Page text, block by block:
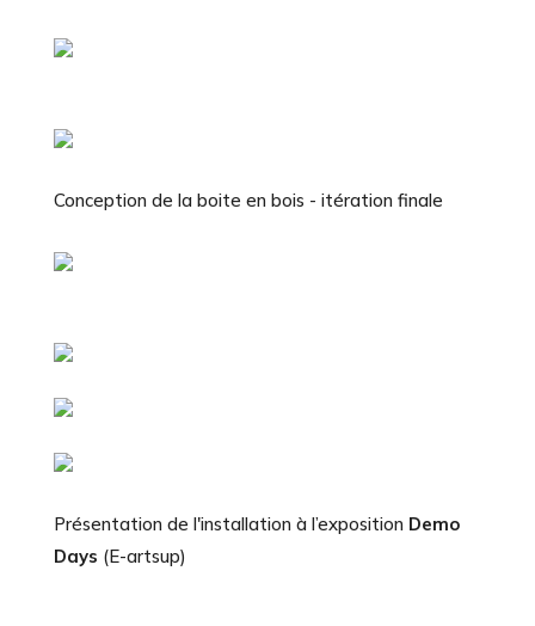
Conception de la boite en bois - itération finale
Présentation de l'installation à l’exposition Demo
Days (E-artsup)